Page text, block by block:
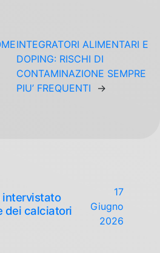
INTEGRATORI ALIMENTARI E
DOPING: RISCHI DI
CONTAMINAZIONE SEMPRE
PIU’ FREQUENTI
→
intervistato
dei calciatori
17
Giugno
2026